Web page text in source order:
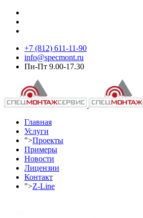
+7 (812) 611-11-90
info@specmont.ru
Пн-Пт 9.00-17.30
Главная
Услуги
">Проекты
Примеры
Новости
Лицензии
Контакт
">Z-Line